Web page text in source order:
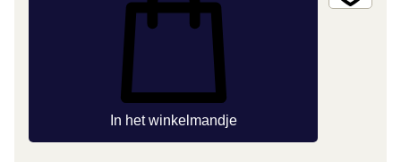
In het winkelmandje